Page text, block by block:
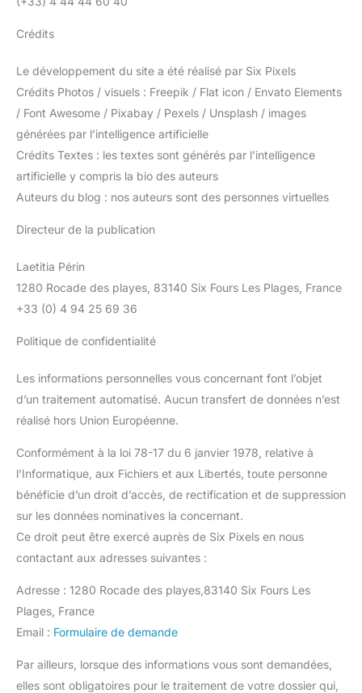
Crédits
Le développement du site a été réalisé par Six Pixels
Crédits Photos / visuels : Freepik / Flat icon / Envato Elements
/ Font Awesome / Pixabay / Pexels / Unsplash / images
générées par l’intelligence artificielle
Crédits Textes : les textes sont générés par l’intelligence
artificielle y compris la bio des auteurs
Auteurs du blog : nos auteurs sont des personnes virtuelles
Directeur de la publication
Laetitia Périn
1280 Rocade des playes, 83140 Six Fours Les Plages, France
+33 (0) 4 94 25 69 36
Politique de confidentialité
Les informations personnelles vous concernant font l’objet
d’un traitement automatisé. Aucun transfert de données n’est
réalisé hors Union Européenne.
Conformément à la loi 78-17 du 6 janvier 1978, relative à
l’Informatique, aux Fichiers et aux Libertés, toute personne
bénéficie d’un droit d’accès, de rectification et de suppression
sur les données nominatives la concernant.
Ce droit peut être exercé auprès de Six Pixels en nous
contactant aux adresses suivantes :
Adresse : 1280 Rocade des playes,83140 Six Fours Les
Plages, France
Email : Formulaire de demande
Par ailleurs, lorsque des informations vous sont demandées,
elles sont obligatoires pour le traitement de votre dossier qui,